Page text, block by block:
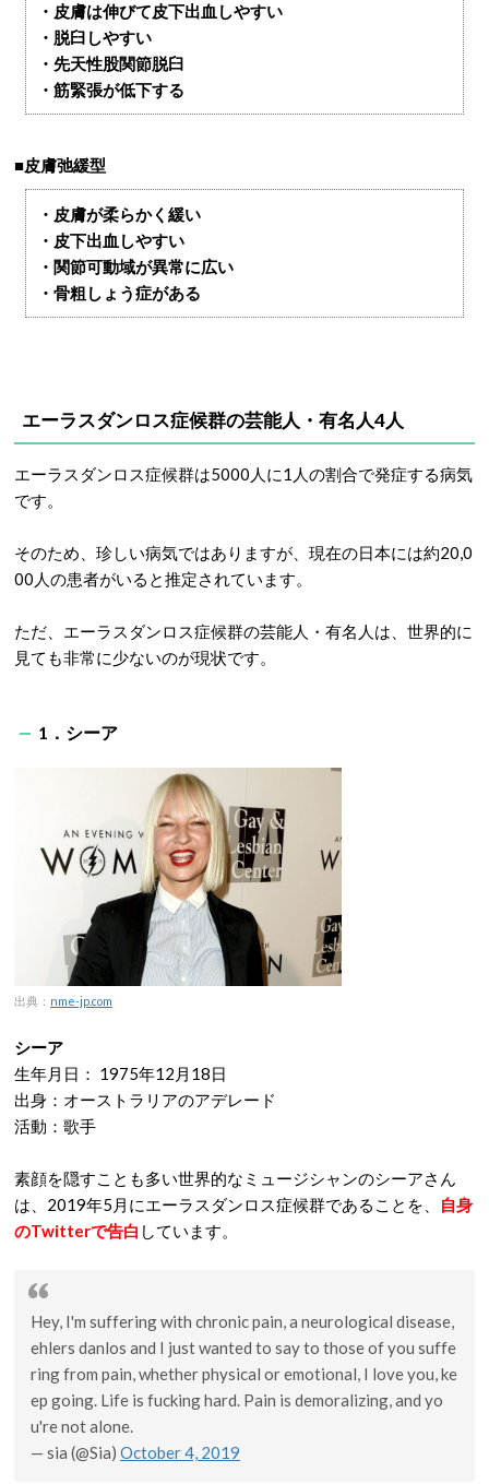
・皮膚は伸びて皮下出血しやすい
・脱臼しやすい
・先天性股関節脱臼
・筋緊張が低下する
■皮膚弛緩型
・皮膚が柔らかく緩い
・皮下出血しやすい
・関節可動域が異常に広い
・骨粗しょう症がある
エーラスダンロス症候群の芸能人・有名人4人
エーラスダンロス症候群は5000人に1人の割合で発症する病気
です。
そのため、珍しい病気ではありますが、現在の日本には約20,0
00人の患者がいると推定されています。
ただ、エーラスダンロス症候群の芸能人・有名人は、世界的に
見ても非常に少ないのが現状です。
1．シーア
出典： nme-jp.com
シーア
生年月日： 1975年12月18日
出身：オーストラリアのアデレード
活動：歌手
素顔を隠すことも多い世界的なミュージシャンのシーアさん
は、2019年5月にエーラスダンロス症候群であることを、
自身
のTwitterで告白 しています。
Hey, I'm suffering with chronic pain, a neurological disease,
ehlers danlos and I just wanted to say to those of you suffe
ring from pain, whether physical or emotional, I love you, ke
ep going. Life is fucking hard. Pain is demoralizing, and yo
u're not alone.
— sia (@Sia) October 4, 2019